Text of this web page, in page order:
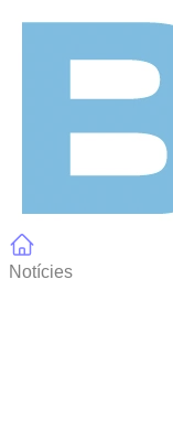
Notícies